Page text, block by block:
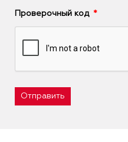
Проверочный код
Отправить